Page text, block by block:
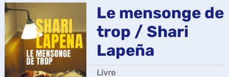
Le mensonge de
trop / Shari
Lapeña
Livre